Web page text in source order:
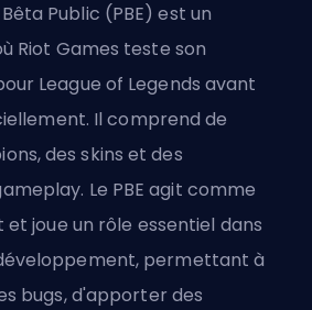
Public (PBE) est un
Riot Games teste son
League of Legends avant
Il comprend de
, des skins et des
Le PBE agit comme
joue un rôle essentiel dans
permettant à
bugs, d'apporter des